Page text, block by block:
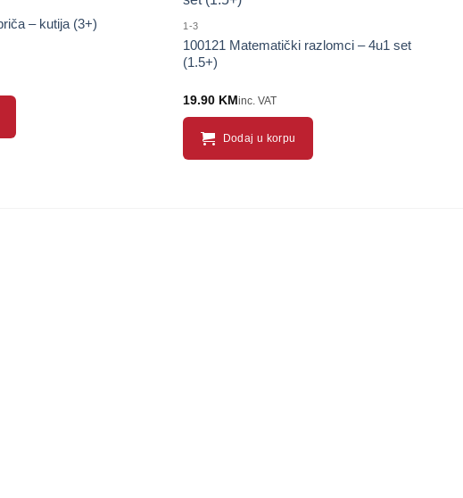
– kutija (3+) 1-3
100121 Matematički razlomci – 4u1 set
(1.5+)
19.90 KMinc. VAT
Dodaj u korpu